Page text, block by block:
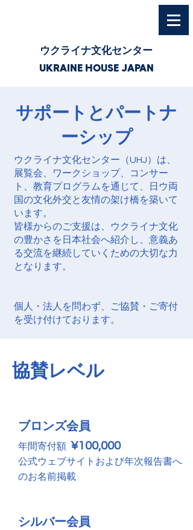
ウクライナ文化センター
UKRAINE HOUSE JAPAN
サポートとパートナ
ーシップ
ウクライナ文化センター（UHJ）は、
展覧会、ワークショップ、コンサー
ト、教育プログラムを通じて、日ウ両
国の文化外交と友情の架け橋を築いて
います。
皆様からのご支援は、ウクライナ文化
の豊かさを日本社会へ紹介し、意義あ
る交流を継続していくための大切な力
となります。
個人・法人を問わず、ご協賛・ご寄付
を受け付けております。
協賛レベル
ブロンズ会員
年間寄付額 ¥100,000
公式ウェブサイトおよび年次報告書へ
のお名前掲載
シルバー会員